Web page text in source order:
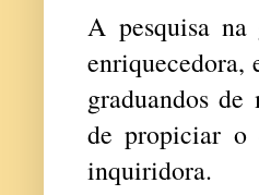
A pesquisa na
enriquecedora,
graduandos
de propiciar o
inquiridora.